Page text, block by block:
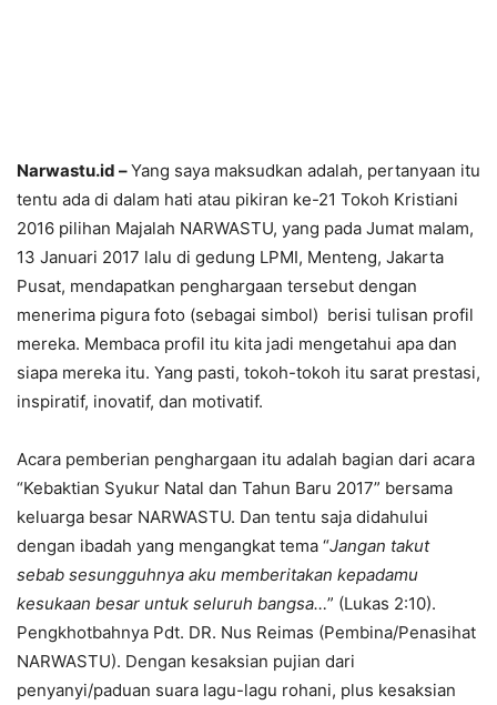
Narwastu.id –Yang saya maksudkan adalah, pertanyaan itu
tentu ada di dalam hati atau pikiran ke-21 Tokoh Kristiani
2016 pilihan Majalah NARWASTU, yang pada Jumat malam,
13 Januari 2017 lalu di gedung LPMI, Menteng, Jakarta
Pusat, mendapatkan penghargaan tersebut dengan
menerima pigura foto (sebagai simbol) berisi tulisan profil
mereka. Membaca profil itu kita jadi mengetahui apa dan
siapa mereka itu. Yang pasti, tokoh-tokoh itu sarat prestasi,
inspiratif, inovatif, dan motivatif.
Acara pemberian penghargaan itu adalah bagian dari acara
“Kebaktian Syukur Natal dan Tahun Baru 2017” bersama
keluarga besar NARWASTU. Dan tentu saja didahului
dengan ibadah yang mengangkat tema “Jangan takut
sebab sesungguhnya aku memberitakan kepadamu
kesukaan besar untuk seluruh bangsa…” (Lukas 2:10).
Pengkhotbahnya Pdt. DR. Nus Reimas (Pembina/Penasihat
NARWASTU). Dengan kesaksian pujian dari
penyanyi/paduan suara lagu-lagu rohani, plus kesaksian